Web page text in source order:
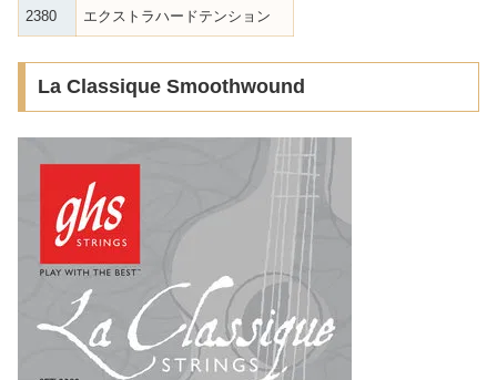
2380 エクストラハードテンション
La Classique Smoothwound